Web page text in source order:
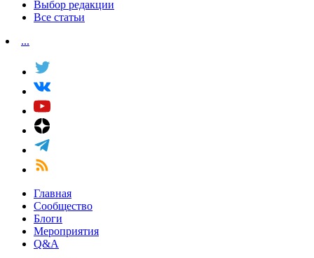
Выбор редакции
Все статьи
...
Главная
Сообщество
Блоги
Мероприятия
Q&A